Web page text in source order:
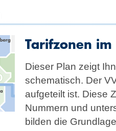
Tarifzonen
Dieser Plan zeigt
schema­tisch. Der
aufgeteilt ist. Diese
Nummern und
bilden die